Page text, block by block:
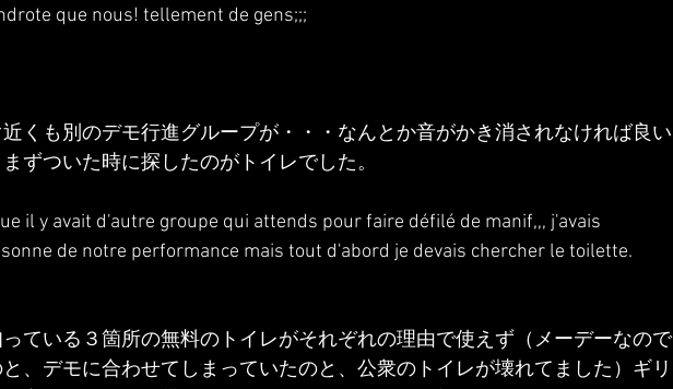
que nous! tellement de gens;;;
くも別のデモ行進グループが・・・なんとか音がかき消されなければ良い
ずついた時に探したのがトイレでした。
il y avait d'autre groupe qui attends pour faire défilé de manif,,, j'avais
de notre performance mais tout d'abord je devais chercher le toilette.
ている３箇所の無料のトイレがそれぞれの理由で使えず（メーデーなので
、デモに合わせてしまっていたのと、公衆のトイレが壊れてました）ギリ